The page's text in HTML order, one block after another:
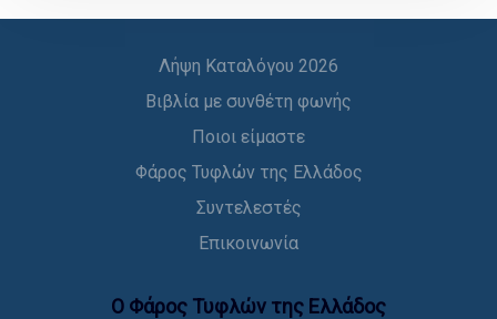
Λήψη Καταλόγου 2026
Βιβλία με συνθέτη φωνής
Ποιοι είμαστε
Φάρος Τυφλών της Ελλάδος
Συντελεστές
Επικοινωνία
Ο Φάρος Τυφλών της Ελλάδoς